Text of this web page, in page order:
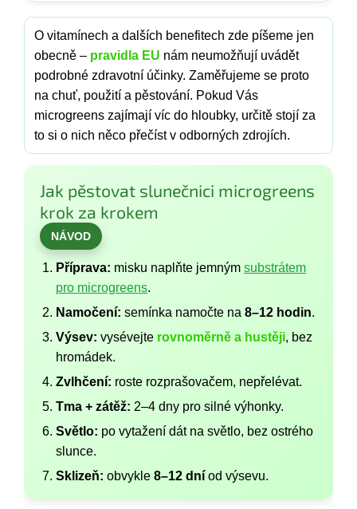
O vitamínech a dalších benefitech zde píšeme jen
obecně – pravidla EU nám neumožňují uvádět
podrobné zdravotní účinky. Zaměřujeme se proto
na chuť, použití a pěstování. Pokud Vás
microgreens zajímají víc do hloubky, určitě stojí za
to si o nich něco přečíst v odborných zdrojích.
Jak pěstovat slunečnici microgreens
krok za krokem
NÁVOD
Příprava: misku naplňte jemným substrátem
pro microgreens.
Namočení: semínka namočte na 8–12 hodin.
Výsev: vysévejte rovnoměrně a hustěji, bez
hromádek.
Zvlhčení: roste rozprašovačem, nepřelévat.
Tma + zátěž: 2–4 dny pro silné výhonky.
Světlo: po vytažení dát na světlo, bez ostrého
slunce.
Sklizeň: obvykle 8–12 dní od výsevu.